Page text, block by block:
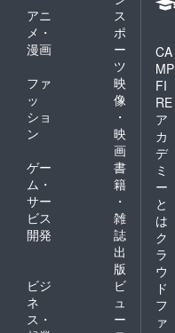
アニ
メ・
漫画
ス
ポ
ー
ツ
ファ
ッ
ショ
ン
映
像
・
映
画
ゲー
ム・
サー
ビス
開発
書
籍
・
雑
誌
出
版
ビジ
ネ
ス・
ビ
ュ
ー
CA
MP
FI
RE
ア
カ
デ
ミ
ー
と
は
ク
ラ
ウ
ド
フ
ァ